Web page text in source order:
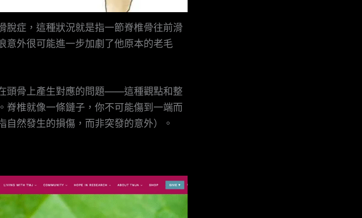
脫症，這種狀況就是指一節脊椎骨往前滑
意外很可能進一步加劇了他原本的老毛
頭骨上產生對應的問題——這種觀點和整
脊椎就像一條鏈子，你不可能傷到一端而
自然發生的損傷，而非突發的意外）。